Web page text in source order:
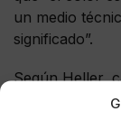
un medio
significado”.
Según Heller,
contexto, es